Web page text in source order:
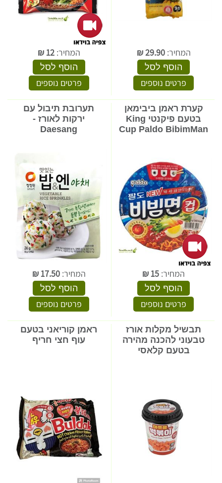
המחיר:29.90
₪
הוסף לסל
פרטים נוספים
המחיר:12
₪
הוסף לסל
פרטים נוספים
קערת ראמן ביבימאן
בטעם פיקנטי King
Cup Paldo BibimMan
המחיר: 15
₪
הוסף לסל
פרטים נוספים
תערובת תיבול עם
ירקות לאורז -
Daesang
המחיר:17.50
₪
הוסף לסל
פרטים נוספים
תבשיל מקלות אורז
טבעוני להכנה מהירה
בטעם קלאסי
ראמן קוריאני בטעם
עוף חצי חריף